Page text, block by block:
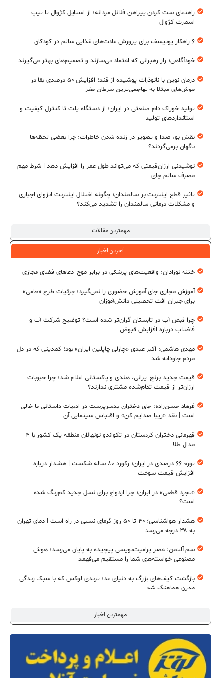
مهمترین مقالات
راهنمای ست کردن پیراهن فلانل مردانه؛ از استایل کژوال تا تیپ
اسمارت کژوال
۶ راهکار یونیسف برای پرورش عادت‌های غذایی سالم در کودکان
خودآگاهی؛ راز رهبرانی که اعتماد می‌سازند و تصمیم‌های بهتر می‌گیرند
درمان نوین با نانوذرات پوشیده از قند؛ افزایش ۵۰ درصدی بقا در
موش‌های مبتلا به تهاجمی‌ترین سرطان مغز
تولید خوراک دام صنعتی در ایران؛ از دستگاه پلت تا کنترل کیفیت و
استانداردهای تولید
نقش بو، صدا و تصویر در زنده شدن خاطرات؛ چرا بعضی لحظه‌ها
ناگهان برمی‌گردند؟
نوشیدنی ارزان‌قیمتی که می‌تواند طول عمر را افزایش دهد | شرط مهم
مصرف سالم چای
تاثیر قطع اینترنت بر سالمندان؛ چگونه اختلال اینترنت انزوای اجباری
و مشکلات درمانی سالمندان را تشدید می‌کند؟
آخرین اخبار
مهمترین اخبار
ختنه نوزادان؛ واقعیت‌های پزشکی در برابر موج ادعاهای فضای مجازی
آموزش مجازی جای آموزش حضوری را نمی‌گیرد؛ جزئیات طرح «حامی»
برای جبران افت تحصیلی دانش‌آموزان
چرا قبض آب در تابستان گران‌تر شده است؟ توضیح شرکت آب و
فاضلاب درباره افزایش قبوض
مهدی هاشمی: اکبر عبدی «چارلی چاپلین ایران» بود؛ کمدینی که در دل
مردم جاودانه شد
قیمت جدید برنج ایرانی، هندی و پاکستانی اعلام شد؛ چرا حبوبات
ارزان‌تر از قیمت تمام‌شده مشتری ندارند؟
فرهاد حسن‌زاده: جای دختران بدسرپرست در ادبیات داستانی ما خالی
است | نقد «زیبا صدایم کن» و اقتباس سینمایی آن
قهرمانی دختران کردستان در تکواندو نونهالان منطقه یک کشور با ۴
مدال طلا
تورم ۶۶ درصدی در ایران؛ رکورد ۸۰ ساله شکست | هشدار درباره
افزایش قیمت سوخت
«تجرد قطعی» در ایران؛ چرا ازدواج برای نسل جدید کم‌رنگ شده
است؟
هشدار هواشناسی؛ ۴۰ تا ۵۰ روز گرمای نسبی در راه است | دمای تهران
به ۳۸ درجه می‌رسد
سم آلتمن: عصر پرامپت‌نویسی پیچیده به پایان می‌رسد؛ هوش
مصنوعی خواسته‌های شما را مستقیم می‌فهمد
بازگشت کیف‌های بزرگ به دنیای مد؛ ترندی لوکس که با سبک زندگی
مدرن هماهنگ شد